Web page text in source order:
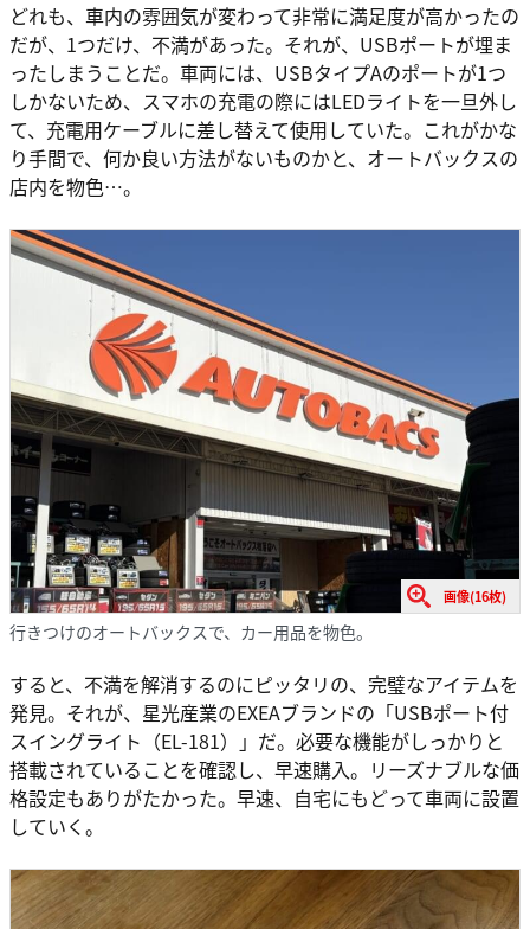
どれも、車内の雰囲気が変わって非常に満足度が高かったの
だが、1つだけ、不満があった。それが、USBポートが埋ま
ったしまうことだ。車両には、USBタイプAのポートが1つ
しかないため、スマホの充電の際にはLEDライトを一旦外し
て、充電用ケーブルに差し替えて使用していた。これがかな
り手間で、何か良い方法がないものかと、オートバックスの
店内を物色…。
画像(16枚)
行きつけのオートバックスで、カー用品を物色。
すると、不満を解消するのにピッタリの、完璧なアイテムを
発見。それが、星光産業のEXEAブランドの「USBポート付
スイングライト（EL-181）」だ。必要な機能がしっかりと
搭載されていることを確認し、早速購入。リーズナブルな価
格設定もありがたかった。早速、自宅にもどって車両に設置
していく。